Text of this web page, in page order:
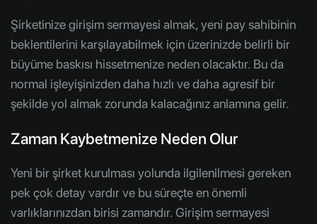
Şirketinize girişim sermayesi almak, yeni pay sahibinin
beklentilerini karşılayabilmek için üzerinizde belirli bir
büyüme baskısı hissetmenize neden olacaktır. Bu da
normal işleyişinizden daha hızlı ve daha agresif bir
şekilde yol almak zorunda kalacağınız anlamına gelir.
Zaman Kaybetmenize Neden Olur
Yeni bir şirket kurulması yolunda ilgilenilmesi gereken
pek çok detay vardır ve bu süreçte en önemli
varlıklarınızdan birisi zamandır. Girişim sermayesi